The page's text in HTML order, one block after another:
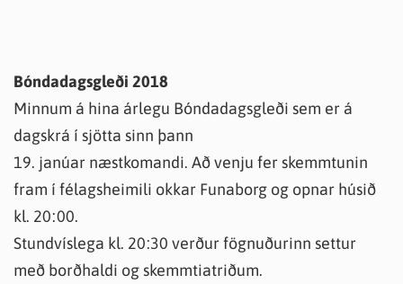
Bóndadagsgleði 2018
Minnum á hina árlegu Bóndadagsgleði sem er á
dagskrá í sjötta sinn þann
19. janúar næstkomandi. Að venju fer skemmtunin
fram í félagsheimili okkar Funaborg og opnar húsið
kl. 20:00.
Stundvíslega kl. 20:30 verður fögnuðurinn settur
með borðhaldi og skemmtiatriðum.